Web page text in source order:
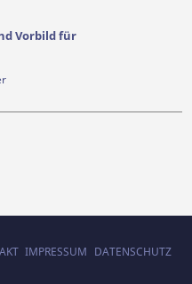
Vorbild für
IMPRESSUM DATENSCHUTZ